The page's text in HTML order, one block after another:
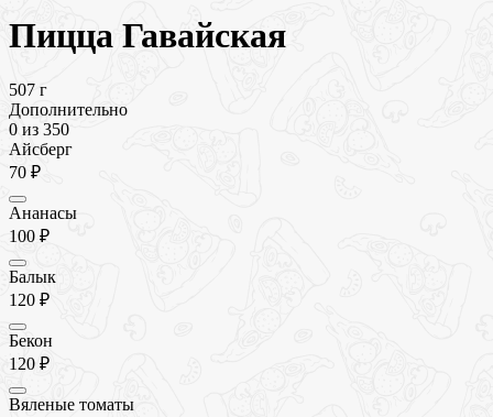
Пицца Гавайская
507 г
Дополнительно
0 из 350
Айсберг
70 ₽
Ананасы
100 ₽
Балык
120 ₽
Бекон
120 ₽
Вяленые томаты